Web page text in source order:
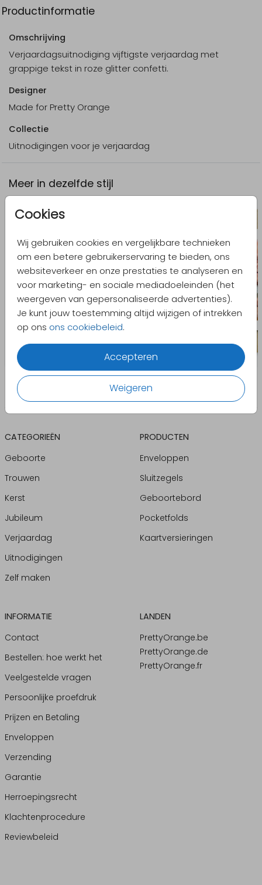
Cookies
Wij gebruiken cookies en vergelijkbare technieken
om een betere gebruikerservaring te bieden, ons
websiteverkeer en onze prestaties te analyseren en
voor marketing- en sociale mediadoeleinden (het
weergeven van gepersonaliseerde advertenties).
Je kunt jouw toestemming altijd wijzigen of intrekken
op ons ons cookiebeleid.
Accepteren
Weigeren
Productinformatie
Omschrijving
Verjaardagsuitnodiging vijftigste verjaardag met
grappige tekst in roze glitter confetti.
Designer
Made for Pretty Orange
Collectie
Uitnodigingen voor je verjaardag
Meer in dezelfde stijl
CATEGORIEËN
Geboorte
Trouwen
Kerst
Jubileum
Verjaardag
Uitnodigingen
Zelf maken
PRODUCTEN
Enveloppen
Sluitzegels
Geboortebord
Pocketfolds
Kaartversieringen
INFORMATIE
Contact
Bestellen: hoe werkt het
Veelgestelde vragen
Persoonlijke proefdruk
Prijzen en Betaling
Enveloppen
Verzending
Garantie
Herroepingsrecht
Klachtenprocedure
Reviewbeleid
LANDEN
PrettyOrange.be
PrettyOrange.de
PrettyOrange.fr